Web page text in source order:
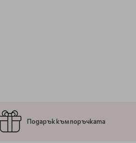
Подарък към поръчката